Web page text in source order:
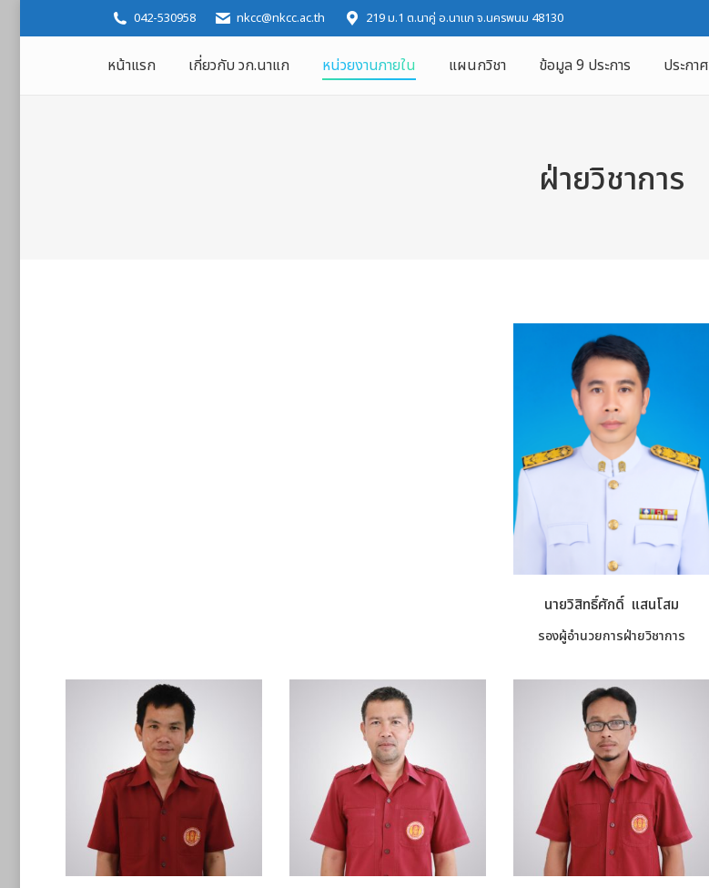
042-530958 nkcc@nkcc.ac.th 219 ม.1 ต.นาคู่ อ.นาแก จ.นครพนม 48130
หน้าแรก เกี่ยวกับ วก.นาแก หน่วยงานภายใน แผนกวิชา ข้อมูล 9 ประการ ประกาศ
ฝ่ายวิชาการ
นายวิสิทธิ์ศักดิ์ แสนโสม
รองผู้อำนวยการฝ่ายวิชาการ